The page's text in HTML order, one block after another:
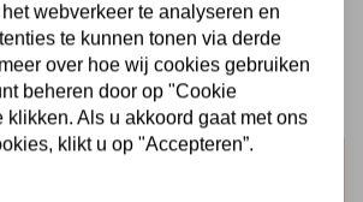
webverkeer te analyseren en
te kunnen tonen via derde
over hoe wij cookies gebruiken
beheren door op "Cookie
klikken. Als u akkoord gaat met ons
klikt u op "Accepteren”.